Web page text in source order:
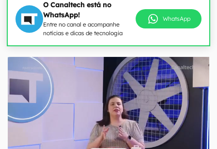
O Canaltech está no
WhatsApp!
Entre no canal e acompanhe
notícias e dicas de tecnologia
WhatsApp